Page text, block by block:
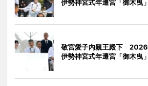
伊勢神宮式年遷宮「御木曳
敬宮愛子内親王殿下
伊勢神宮式年遷宮「御木曳